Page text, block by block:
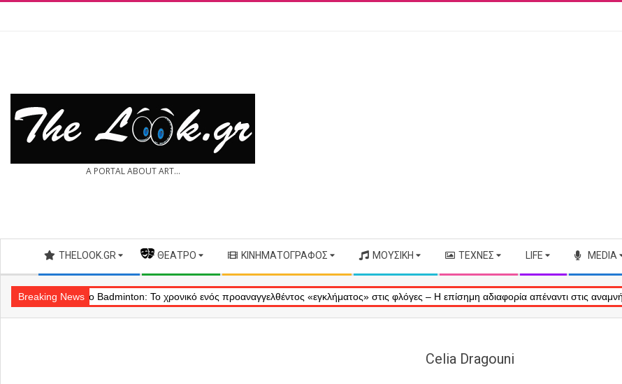
THE A PORTAL ABOUT ART...
Secondary
Navigation
Menu
THELOOK.GR — ΘΈΑΤΡΟ ΚΙΝΗΜΑΤΟΓΡΆΦΟΣ ΜΟΥΣΙΚΉ ΤΈΧΝΕΣ LIFE MEDIA
Breaking News
Θέατρο Badminton: Το χρονικό ενός προαναγγελθέντος «εγκλήματος» στις φλόγες – Η επίσημη αδιαφορία απέναντι στις αναμνήσεις μας
Celia Dragouni